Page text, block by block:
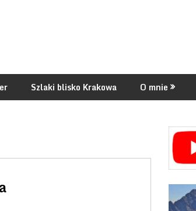
Szlaki blisko Krakowa O mnie